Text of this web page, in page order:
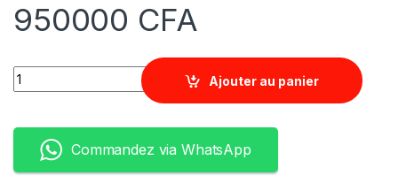
950000 CFA
Quantity
Ajouter au panier
Commandez via WhatsApp